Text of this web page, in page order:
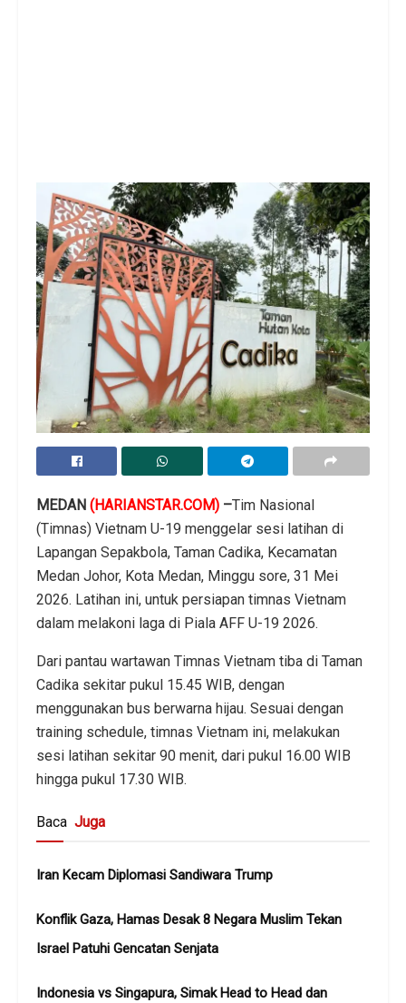
MEDAN (HARIANSTAR.COM) –Tim Nasional
(Timnas) Vietnam U-19 menggelar sesi latihan di
Lapangan Sepakbola, Taman Cadika, Kecamatan
Medan Johor, Kota Medan, Minggu sore, 31 Mei
2026. Latihan ini, untuk persiapan timnas Vietnam
dalam melakoni laga di Piala AFF U-19 2026.
Dari pantau wartawan Timnas Vietnam tiba di Taman
Cadika sekitar pukul 15.45 WIB, dengan
menggunakan bus berwarna hijau. Sesuai dengan
training schedule, timnas Vietnam ini, melakukan
sesi latihan sekitar 90 menit, dari pukul 16.00 WIB
hingga pukul 17.30 WIB.
Baca Juga
Iran Kecam Diplomasi Sandiwara Trump
Konflik Gaza, Hamas Desak 8 Negara Muslim Tekan
Israel Patuhi Gencatan Senjata
Indonesia vs Singapura, Simak Head to Head dan